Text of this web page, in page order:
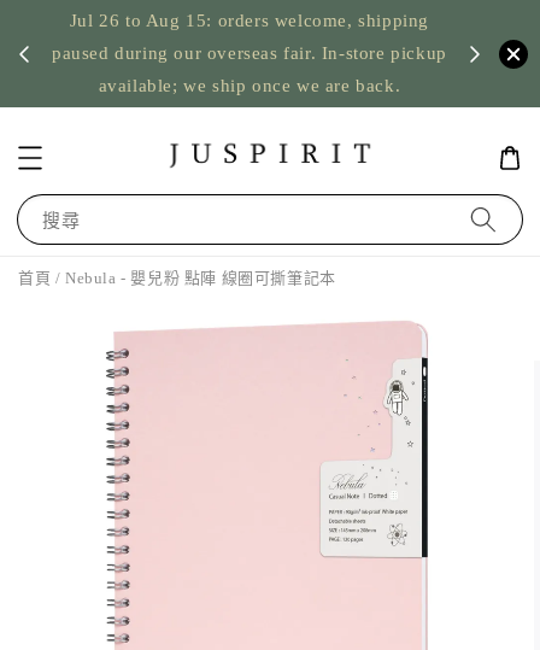
Jul 26 to Aug 15: orders welcome, shipping
paused during our overseas fair. In-store pickup
available; we ship once we are back.
US
搜尋
首頁 / Nebula - 嬰兒粉 點陣 線圈可撕筆記本